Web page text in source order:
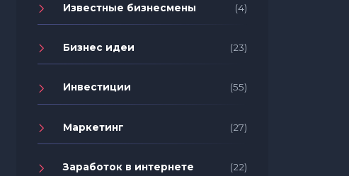
Известные бизнесмены (4)
Бизнес идеи (23)
Инвестиции (55)
Маркетинг (27)
Заработок в интернете (22)